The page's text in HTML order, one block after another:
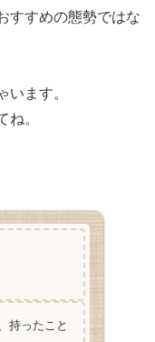
すすめの態勢ではな
います。
ね。
持ったこと